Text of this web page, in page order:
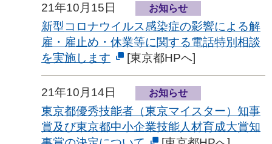
21年10月15日 お知らせ
新型コロナウイルス感染症の影響による解
雇・雇止め・休業等に関する電話特別相談
を実施します
[東京都HPへ]
21年10月14日 お知らせ
東京都優秀技能者（東京マイスター）知事
賞及び東京都中小企業技能人材育成大賞知